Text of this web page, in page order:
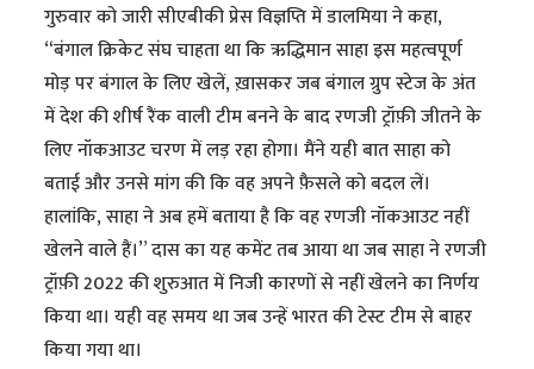
गुरुवार को जारी सीएबीकी प्रेस विज्ञप्ति में डालमिया ने कहा,
“बंगाल क्रिकेट संघ चाहता था कि ऋद्धिमान साहा इस महत्वपूर्ण
मोड़ पर बंगाल के लिए खेलें, ख़ासकर जब बंगाल ग्रुप स्टेज के अंत
में देश की शीर्ष रैंक वाली टीम बनने के बाद रणजी ट्रॉफ़ी जीतने के
लिए नॉकआउट चरण में लड़ रहा होगा। मैंने यही बात साहा को
बताई और उनसे मांग की कि वह अपने फ़ैसले को बदल लें।
हालांकि, साहा ने अब हमें बताया है कि वह रणजी नॉकआउट नहीं
खेलने वाले हैं।” दास का यह कमेंट तब आया था जब साहा ने रणजी
ट्रॉफ़ी 2022 की शुरुआत में निजी कारणों से नहीं खेलने का निर्णय
किया था। यही वह समय था जब उन्हें भारत की टेस्ट टीम से बाहर
किया गया था।